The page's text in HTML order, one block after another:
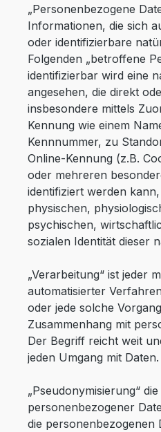
„Personenbezogene
Informationen, die sich
oder identifizierbare
Folgenden „betroffene
identifizierbar wird eine
angesehen, die direkt
insbesondere mittels
Kennung wie einem
Kennnummer, zu
Online-Kennung (z.B.
oder mehreren
identifiziert werden
physischen,
psychischen,
sozialen Identität dieser
„Verarbeitung“ ist jeder
automatisierter
oder jede solche
Zusammenhang mit
Der Begriff reicht weit
jeden Umgang mit Daten.
„Pseudonymisierung“
personenbezogener
die personenbezogenen